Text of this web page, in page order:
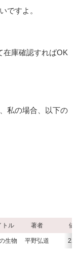
ですよ。
在庫確認すればOK
私の場合、以下の
トル 著者 値
生物 平野弘道